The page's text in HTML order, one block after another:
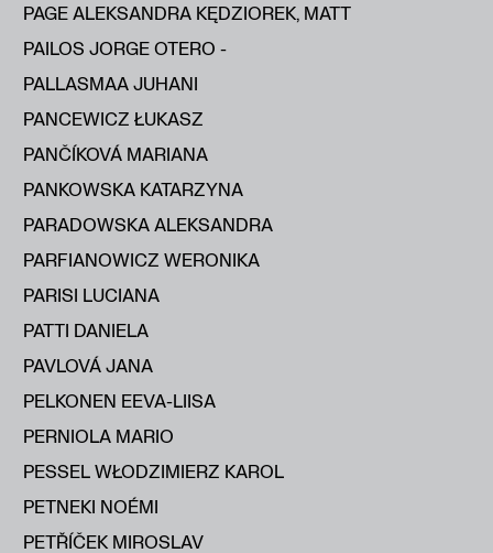
PAGE ALEKSANDRA KĘDZIOREK, MATT
PAILOS JORGE OTERO -
PALLASMAA JUHANI
PANCEWICZ ŁUKASZ
PANČÍKOVÁ MARIANA
PANKOWSKA KATARZYNA
PARADOWSKA ALEKSANDRA
PARFIANOWICZ WERONIKA
PARISI LUCIANA
PATTI DANIELA
PAVLOVÁ JANA
PELKONEN EEVA-LIISA
PERNIOLA MARIO
PESSEL WŁODZIMIERZ KAROL
PETNEKI NOÉMI
PETŘÍČEK MIROSLAV